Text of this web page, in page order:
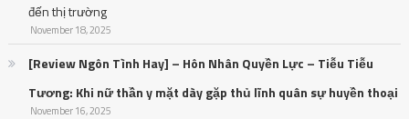
đến thị trường
November 18, 2025
[Review Ngôn Tình Hay] – Hôn Nhân Quyền Lực – Tiễu Tiễu
Tương: Khi nữ thần y mặt dày gặp thủ lĩnh quân sự huyền thoại
November 16, 2025